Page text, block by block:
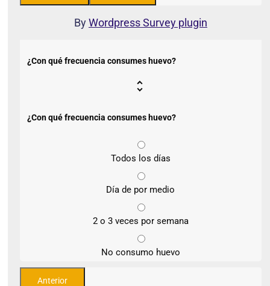
ByWordpress Survey plugin
¿Con qué frecuencia consumes huevo?
¿Con qué frecuencia consumes huevo?
Todos los días
Día de por medio
2 o 3 veces por semana
No consumo huevo